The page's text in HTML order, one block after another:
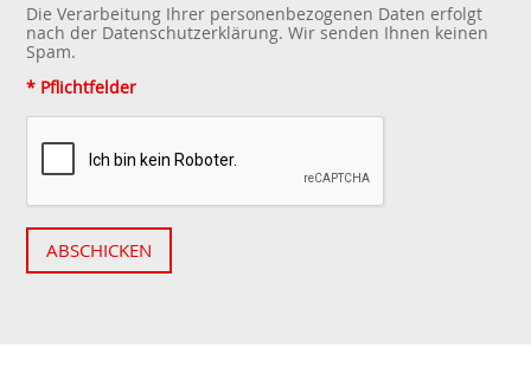
Die Verarbeitung Ihrer personenbezogenen Daten erfolgt
nach der Datenschutzerklärung. Wir senden Ihnen keinen
Spam.
* Pflichtfelder
ABSCHICKEN